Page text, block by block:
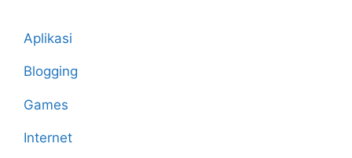
Aplikasi
Blogging
Games
Internet